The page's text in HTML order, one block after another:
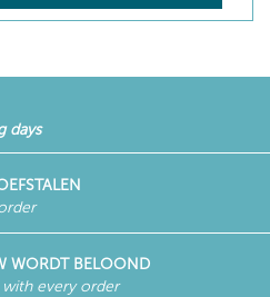
days
WORDT BELOOND
every order